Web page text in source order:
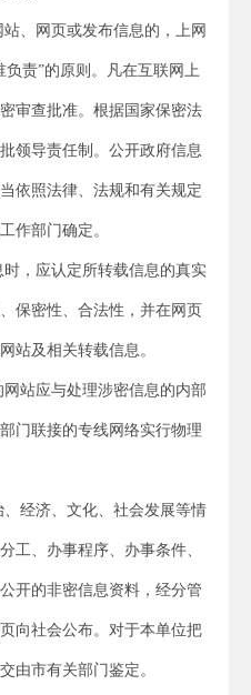
、网页或发布信息的，上网
责”的原则。凡在互联网上
审查批准。根据国家保密法
领导责任制。公开政府信息
依照法律、法规和有关规定
作部门确定。
，应认定所转载信息的真实
保密性、合法性，并在网页
站及相关转载信息。
站应与处理涉密信息的内部
门联接的专线网络实行物理
经济、文化、社会发展等情
工、办事程序、办事条件、
开的非密信息资料，经分管
向社会公布。对于本单位把
由市有关部门鉴定。